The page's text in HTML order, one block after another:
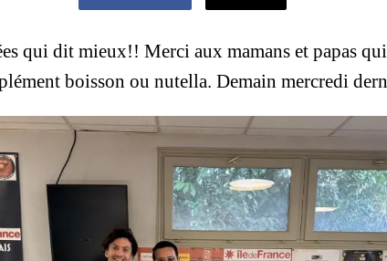
qui dit mieux!! Merci aux mamans et papas
boisson ou nutella. Demain mercredi